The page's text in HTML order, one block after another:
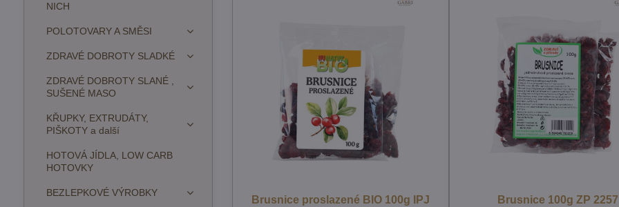
Brusnice proslazené BIO 100g IPJ
Brusnice 100g ZP 2257
NICH
POLOTOVARY A SMĚSI
ZDRAVÉ DOBROTY SLADKÉ
ZDRAVÉ DOBROTY SLANÉ ,
SUŠENÉ MASO
KŘUPKY, EXTRUDÁTY,
PIŠKOTY a další
HOTOVÁ JÍDLA, LOW CARB
HOTOVKY
BEZLEPKOVÉ VÝROBKY